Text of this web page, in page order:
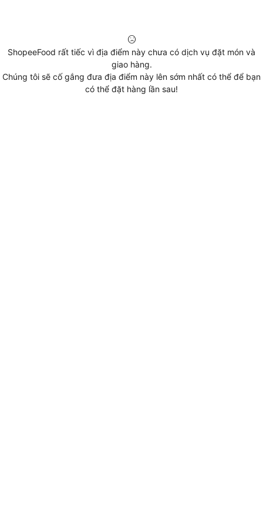
ShopeeFood rất tiếc vì địa điểm này chưa có dịch vụ đặt món và
giao hàng.
Chúng tôi sẽ cố gắng đưa địa điểm này lên sớm nhất có thể để bạn
có thể đặt hàng lần sau!